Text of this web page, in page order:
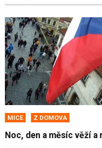
MICE Z DOMOVA
Noc, den a měsíc věží a